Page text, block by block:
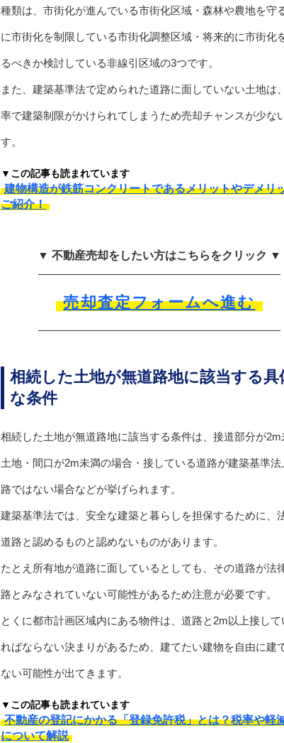
種類は、市街化が進んでいる市街化区域・森林や農地を守
に市街化を制限している市街化調整区域・将来的に市街化
るべきか検討している非線引区域の3つです。
また、建築基準法で定められた道路に面していない土地は
率で建築制限がかけられてしまうため売却チャンスが少な
す。
▼この記事も読まれています
建物構造が鉄筋コンクリートであるメリットやデメリ
ご紹介！
▼ 不動産売却をしたい方はこちらをクリック ▼
売却査定フォームへ進む
相続した土地が無道路地に該当する具
な条件
相続した土地が無道路地に該当する条件は、接道部分が2m
土地・間口が2m未満の場合・接している道路が建築基準法
路ではない場合などが挙げられます。
建築基準法では、安全な建築と暮らしを担保するために、
道路と認めるものと認めないものがあります。
たとえ所有地が道路に面しているとしても、その道路が法
路とみなされていない可能性があるため注意が必要です。
とくに都市計画区域内にある物件は、道路と2m以上接して
ればならない決まりがあるため、建てたい建物を自由に建
ない可能性が出てきます。
▼この記事も読まれています
不動産の登記にかかる「登録免許税」とは？税率や軽
について解説